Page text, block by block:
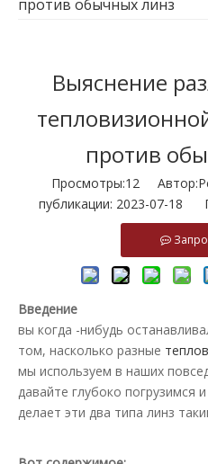
против обычных линз
Выяснение
против
Просмотры:12
публикации: 2023-07-18
Введение
вы когда -нибудь
том, насколько разные
мы используем в наших
давайте глубоко погрузимся
делает эти два типа линз